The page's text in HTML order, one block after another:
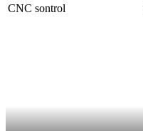
CNC sontrol